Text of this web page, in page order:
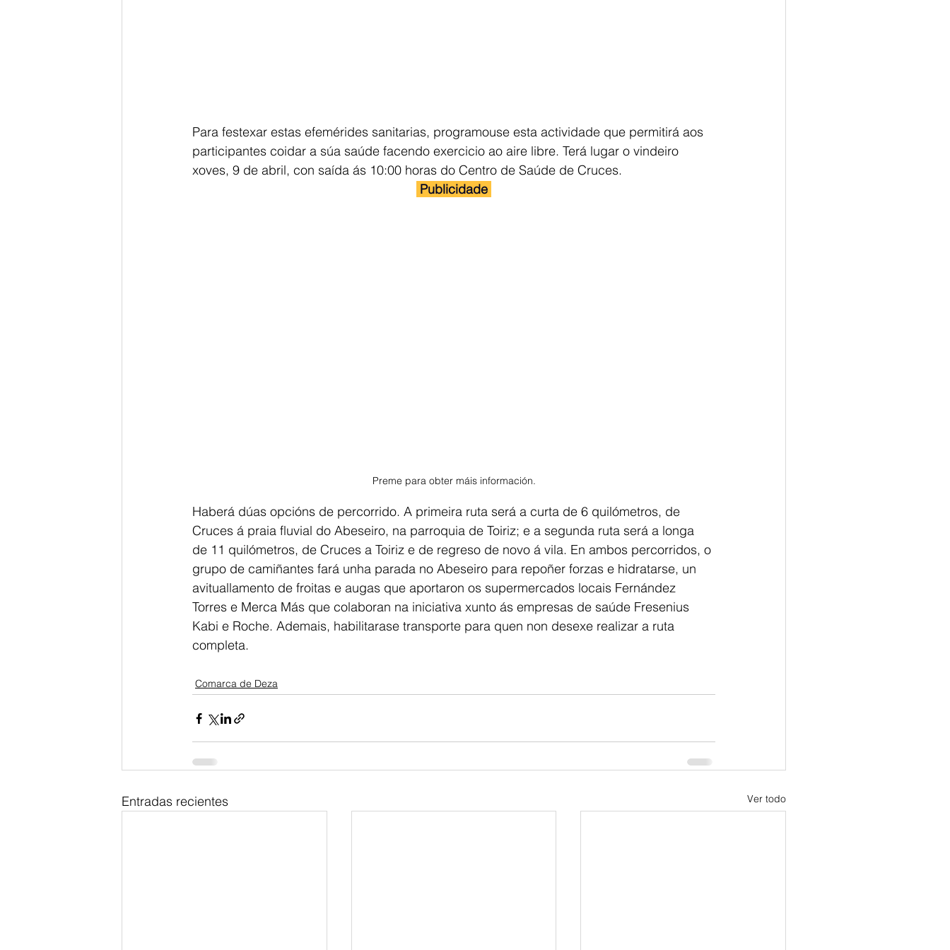
Para festexar estas efemérides sanitarias, programouse esta actividade que permitirá aos
participantes coidar a súa saúde facendo exercicio ao aire libre. Terá lugar o vindeiro
xoves, 9 de abril, con saída ás 10:00 horas do Centro de Saúde de Cruces.
Publicidade
Preme para obter máis información.
Haberá dúas opcións de percorrido. A primeira ruta será a curta de 6 quilómetros, de
Cruces á praia fluvial do Abeseiro, na parroquia de Toiriz; e a segunda ruta será a longa
de 11 quilómetros, de Cruces a Toiriz e de regreso de novo á vila. En ambos percorridos, o
grupo de camiñantes fará unha parada no Abeseiro para repoñer forzas e hidratarse, un
avituallamento de froitas e augas que aportaron os supermercados locais Fernández
Torres e Merca Más que colaboran na iniciativa xunto ás empresas de saúde Fresenius
Kabi e Roche. Ademais, habilitarase transporte para quen non desexe realizar a ruta
completa.
Comarca de Deza
Entradas recientes Ver todo